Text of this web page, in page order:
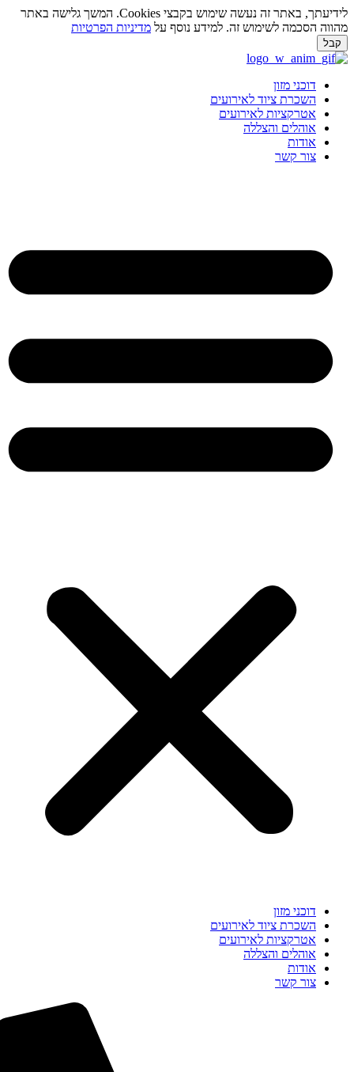
לידיעתך, באתר זה נעשה שימוש בקבצי Cookies. המשך גלישה באתר
הסכמה לשימוש זה. למידע נוסף עלמדיניות הפרטיות
קבל
דוכני מזון
השכרת ציוד לאירועים
אטרקציות לאירועים
אוהלים והצללה
אודות
צור קשר
דוכני מזון
השכרת ציוד לאירועים
אטרקציות לאירועים
אוהלים והצללה
אודות
צור קשר